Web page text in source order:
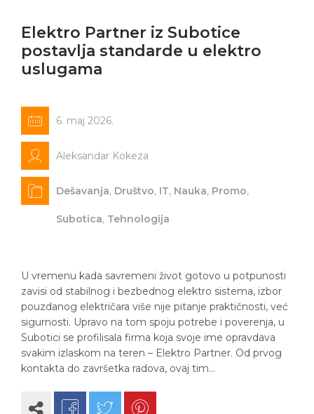
Elektro Partner iz Subotice
postavlja standarde u elektro
uslugama
6. maj 2026.
Aleksandar Kokeza
Dešavanja, Društvo, IT, Nauka, Promo,
Subotica, Tehnologija
U vremenu kada savremeni život gotovo u potpunosti
zavisi od stabilnog i bezbednog elektro sistema, izbor
pouzdanog električara više nije pitanje praktičnosti, već
sigurnosti. Upravo na tom spoju potrebe i poverenja, u
Subotici se profilisala firma koja svoje ime opravdava
svakim izlaskom na teren – Elektro Partner. Od prvog
kontakta do završetka radova, ovaj tim…